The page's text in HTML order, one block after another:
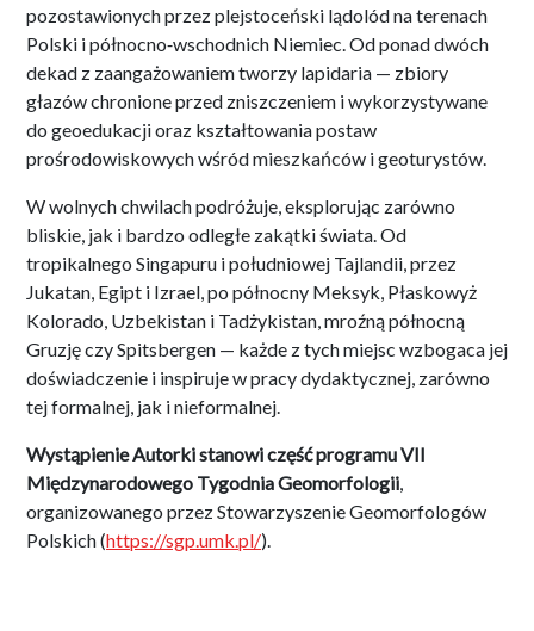
pozostawionych przez plejstoceński lądolód na terenach
Polski i północno‑wschodnich Niemiec. Od ponad dwóch
dekad z zaangażowaniem tworzy lapidaria — zbiory
głazów chronione przed zniszczeniem i wykorzystywane
do geoedukacji oraz kształtowania postaw
prośrodowiskowych wśród mieszkańców i geoturystów.
W wolnych chwilach podróżuje, eksplorując zarówno
bliskie, jak i bardzo odległe zakątki świata. Od
tropikalnego Singapuru i południowej Tajlandii, przez
Jukatan, Egipt i Izrael, po północny Meksyk, Płaskowyż
Kolorado, Uzbekistan i Tadżykistan, mroźną północną
Gruzję czy Spitsbergen — każde z tych miejsc wzbogaca jej
doświadczenie i inspiruje w pracy dydaktycznej, zarówno
tej formalnej, jak i nieformalnej.
Wystąpienie Autorki stanowi część programu VII
Międzynarodowego Tygodnia Geomorfologii,
organizowanego przez Stowarzyszenie Geomorfologów
Polskich (https://sgp.umk.pl/).